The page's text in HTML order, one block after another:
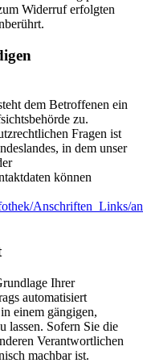
Widerruf erfolgten
dem Betroffenen ein
zu.
Fragen ist
in dem unser
können
Anschriften_Links/
Ihrer
automatisiert
einem gängigen,
lassen. Sofern Sie die
Verantwortlichen
machbar ist.